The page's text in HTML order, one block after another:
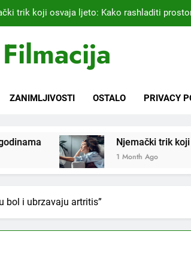
već 20 godina liječi pacijente nakon
litru vode i čak će se i “suhi štap” ukorijeniti!
se ne bi sjetili: Sve fleke sa odjeće
Filmacija
ZANIMLJIVOSTI OSTALO PRIVACY
trik koji osvaja ljeto: Kako rashladiti
bol i ubrzavaju artritis”